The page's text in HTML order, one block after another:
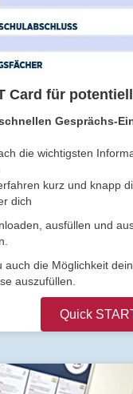
Card für
Gesprächs-
die wichtigsten
kurz und knapp
dich
ausfüllen und
auch die Möglichkeit
auszufüllen.
Quick